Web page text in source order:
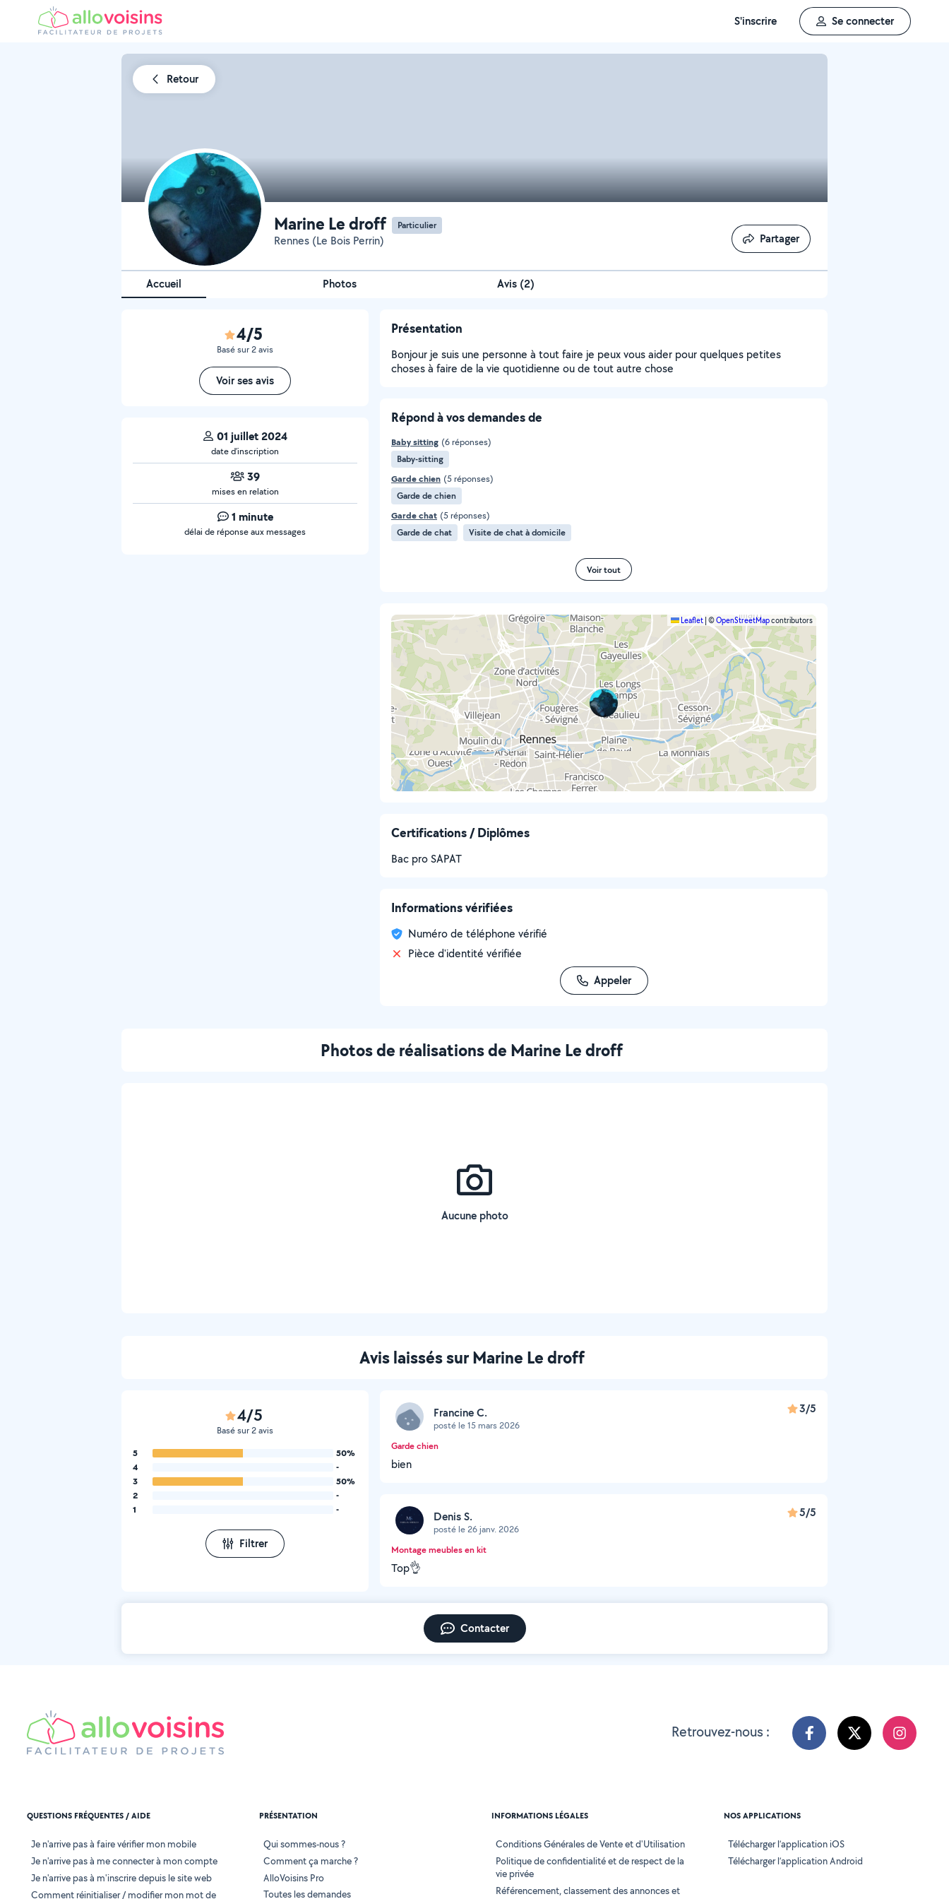
S'inscrire Se connecter
Retour
Marine Le droff Particulier
Rennes (Le Bois Perrin) Partager
Partager
Accueil Photos Avis (2)
4/5
Basé sur 2 avis
Voir ses avis
01 juillet 2024
date d’inscription
39
mises en relation
1 minute
délai de réponse aux messages
Présentation
Bonjour je suis une personne à tout faire je peux vous aider pour quelques petites
choses à faire de la vie quotidienne ou de tout autre chose
Répond à vos demandes de
Baby sitting (6 réponses)
Baby-sitting
Garde chien (5 réponses)
Garde de chien
Garde chat (5 réponses)
Garde de chat
Visite de chat à domicile
Voir tout
Leaflet ©OpenStreetMapcontributors
Certifications / Diplômes
Bac pro SAPAT
Informations vérifiées
Numéro de téléphone vérifié
Pièce d'identité vérifiée
Appeler
Photos de réalisations de Marine Le droff
Aucune photo
Avis laissés sur Marine Le droff
4/5
Basé sur 2 avis
5
50%
4
-
3
50%
2
-
1
-
Filtrer
Francine C.
posté le 15 mars 2026
3/5
Garde chien
bien
Denis S.
posté le 26 janv. 2026
5/5
Montage meubles en kit
Top👌
Contacter
Retrouvez-nous :
QUESTIONS FRÉQUENTES / AIDE
Je n'arrive pas à faire vérifier mon mobile
Je n'arrive pas à me connecter à mon compte
Je n'arrive pas à m'inscrire depuis le site web
Comment réinitialiser / modifier mon mot de
PRÉSENTATION
Qui sommes-nous ?
Comment ça marche ?
AlloVoisins Pro
Toutes les demandes
INFORMATIONS LÉGALES
Conditions Générales de Vente et d'Utilisation
Politique de confidentialité et de respect de la
vie privée
Référencement, classement des annonces et
NOS APPLICATIONS
Télécharger l’application iOS
Télécharger l’application Android